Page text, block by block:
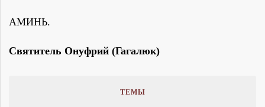
АМИНЬ.
Святитель Онуфрий (Гагалюк)
ТЕМЫ